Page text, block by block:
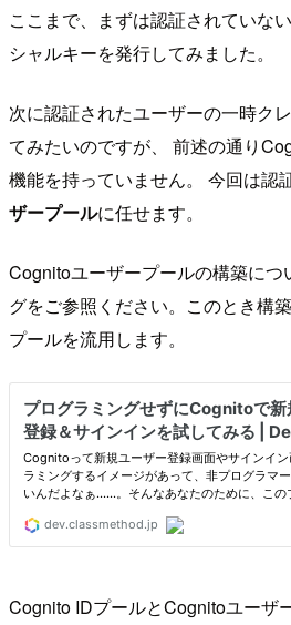
ここまで、まずは認証されていな
シャルキーを発行してみました。
次に認証されたユーザーの一時ク
てみたいのですが、 前述の通り
機能を持っていません。 今回は認
ザープールに任せます。
Cognitoユーザープールの構築につ
グをご参照ください。このとき構
プールを流用します。
Cognito IDプールとCognitoユーザ